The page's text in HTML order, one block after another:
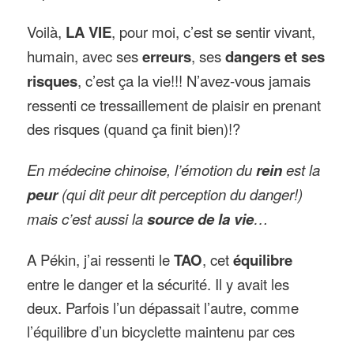
Voilà, LA VIE, pour moi, c’est se sentir vivant,
humain, avec seserreurs, sesdangers et ses
risques, c’est ça la vie!!! N’avez-vous jamais
ressenti ce tressaillement de plaisir en prenant
des risques (quand ça finit bien)!?
En médecine chinoise, l’émotion dureinest la
peur(qui dit peur dit perception du danger!)
mais c’est aussi lasource de la vie…
A Pékin, j’ai ressenti leTAO, cetéquilibre
entre le danger et la sécurité. Il y avait les
deux. Parfois l’un dépassait l’autre, comme
l’équilibre d’un bicyclette maintenu par ces